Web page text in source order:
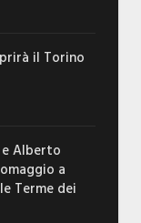
il Torino
Alberto
a
Terme dei